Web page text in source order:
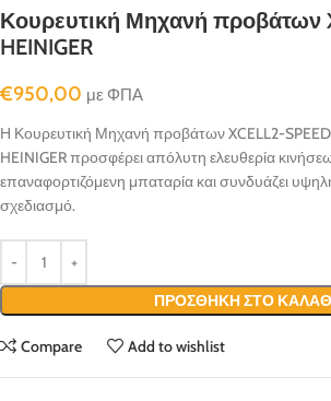
Κουρευτική Μηχανή προβάτων
HEINIGER
€950,00 με ΦΠΑ
Η Κουρευτική Μηχανή προβάτων XCELL2-SPEED
HEINIGER προσφέρει απόλυτη ελευθερία
επαναφορτιζόμενη μπαταρία και συνδυάζει
σχεδιασμό.
ΠΡΟΣΘΉΚΗ ΣΤΟ
Compare Add to wishlist